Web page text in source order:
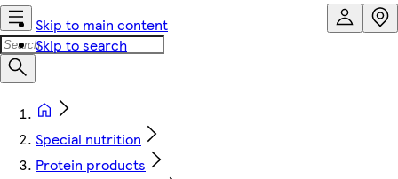
Skip to main content
Skip to search
Special nutrition
Protein products